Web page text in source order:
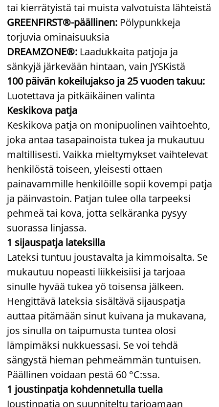
tai kierrätyistä tai muista valvotuista lähteistä
GREENFIRST®-päällinen: Pölypunkkeja
torjuvia ominaisuuksia
DREAMZONE®: Laadukkaita patjoja ja
sänkyjä järkevään hintaan, vain JYSKistä
100 päivän kokeilujakso ja 25 vuoden takuu:
Luotettava ja pitkäikäinen valinta
Keskikova patja
Keskikova patja on monipuolinen vaihtoehto,
joka antaa tasapainoista tukea ja mukautuu
maltillisesti. Vaikka mieltymykset vaihtelevat
henkilöstä toiseen, yleisesti ottaen
painavammille henkilöille sopii kovempi patja
ja päinvastoin. Patjan tulee olla tarpeeksi
pehmeä tai kova, jotta selkäranka pysyy
suorassa linjassa.
1 sijauspatja lateksilla
Lateksi tuntuu joustavalta ja kimmoisalta. Se
mukautuu nopeasti liikkeisiisi ja tarjoaa
sinulle hyvää tukea yö toisensa jälkeen.
Hengittävä lateksia sisältävä sijauspatja
auttaa pitämään sinut kuivana ja mukavana,
jos sinulla on taipumusta tuntea olosi
lämpimäksi nukkuessasi. Se voi tehdä
sängystä hieman pehmeämmän tuntuisen.
Päällinen voidaan pestä 60 °C:ssa.
1 joustinpatja kohdennetulla tuella
Joustinpatja on suunniteltu tarjoamaan